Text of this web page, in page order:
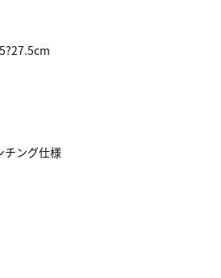
チング仕様